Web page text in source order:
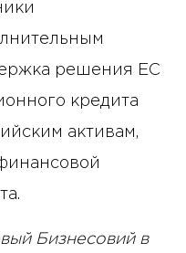
решения ЕС
кредита
активам,
Бизнесовий в